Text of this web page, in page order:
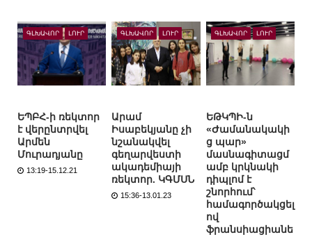
ԳԼԽԱՎՈՐ ԼՈՒՐ
ԵՊԲՀ-ի ռեկտոր
է վերընտրվել
Արմեն
Մուրադյանը
13:19-15.12.21
ԳԼԽԱՎՈՐ ԼՈՒՐ
Արամ
Իսաբեկյանը չի
նշանակվել
գեղարվեստի
ակադեմիայի
ռեկտոր. ԿԳՄՍՆ
15:36-13.01.23
ԳԼԽԱՎՈՐ ԼՈՒՐ
ԵԹԿՊԻ-ն
«Ժամանակակի
ց պար»
մասնագիտացմ
ամբ կրկնակի
դիպլոմ է
շնորհում՝
համագործակցել
ով
ֆրանսիացիանե